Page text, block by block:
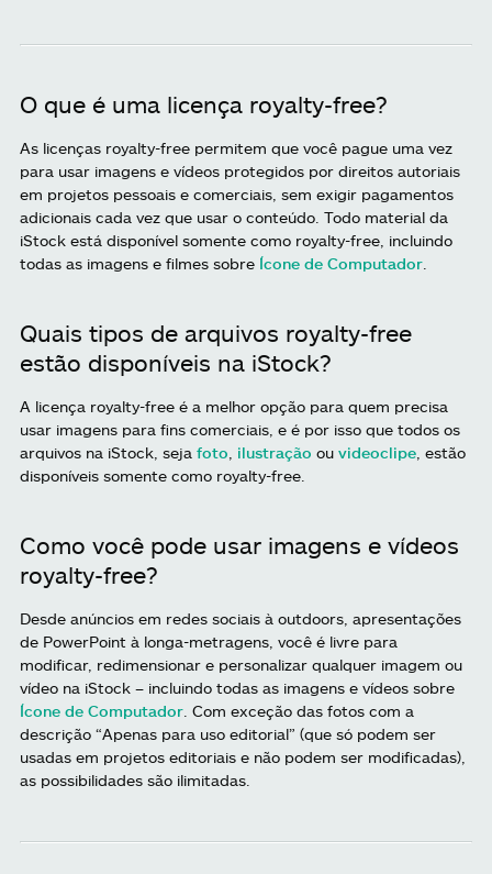
O que é uma licença royalty-free?
As licenças royalty-free permitem que você pague uma vez
para usar imagens e vídeos protegidos por direitos autoriais
em projetos pessoais e comerciais, sem exigir pagamentos
adicionais cada vez que usar o conteúdo. Todo material da
iStock está disponível somente como royalty-free, incluindo
todas as imagens e filmes sobre Ícone de Computador
Quais tipos de arquivos royalty-free
estão disponíveis na iStock?
A licença royalty-free é a melhor opção para quem precisa
usar imagens para fins comerciais, e é por isso que todos os
arquivos na iStock, seja foto ilustração ou videoclipe , estão
disponíveis somente como royalty-free.
Como você pode usar imagens e vídeos
royalty-free?
Desde anúncios em redes sociais à outdoors, apresentações
de PowerPoint à longa-metragens, você é livre para
modificar, redimensionar e personalizar qualquer imagem ou
vídeo na iStock – incluindo todas as imagens e vídeos sobre
Ícone de Computador . Com exceção das fotos com a
descrição “Apenas para uso editorial” (que só podem ser
usadas em projetos editoriais e não podem ser modificadas),
as possibilidades são ilimitadas.